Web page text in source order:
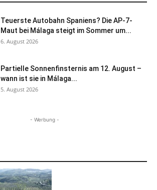
Teuerste Autobahn Spaniens? Die AP-7-
Maut bei Málaga steigt im Sommer um...
6. August 2026
Partielle Sonnenfinsternis am 12. August –
wann ist sie in Málaga...
5. August 2026
- Werbung -